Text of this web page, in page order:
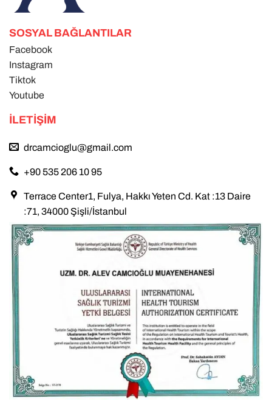
SOSYAL BAĞLANTILAR
Facebook
Instagram
Tiktok
Youtube
İLETIŞIM
drcamcioglu@gmail.com
+90 535 206 10 95
Terrace Center1, Fulya, Hakkı Yeten Cd. Kat :13 Daire
:71, 34000 Şişli/İstanbul